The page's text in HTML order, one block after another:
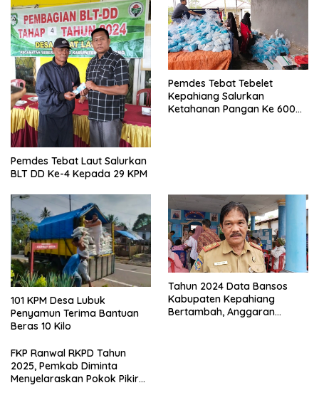
Pemdes Tebat Laut Salurkan
BLT DD Ke-4 Kepada 29 KPM
Pemdes Tebat Tebelet
Kepahiang Salurkan
Ketahanan Pangan Ke 600
101 KPM Desa Lubuk
Penyamun Terima Bantuan
Beras 10 Kilo
Tahun 2024 Data Bansos
Kabupaten Kepahiang
Bertambah, Anggaran
FKP Ranwal RKPD Tahun
2025, Pemkab Diminta
Menyelaraskan Pokok Pikiran